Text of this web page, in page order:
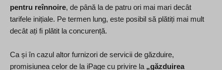
pentru reînnoire, de până la de patru ori mai mari decât
tarifele inițiale. Pe termen lung, este posibil să plătiți mai mult
decât ați fi plătit la concurență.
Ca și în cazul altor furnizori de servicii de găzduire,
promisiunea celor de la iPage cu privire la „găzduirea